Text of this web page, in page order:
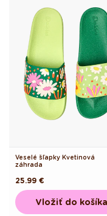
Veselé šľapky Kvetinová
záhrada
Pôvodná
cena
25.99 €
Vložiť do košíka